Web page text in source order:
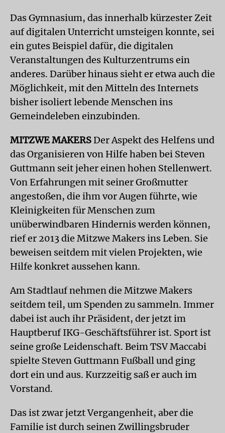
Das Gymnasium, das innerhalb kürzester Zeit
auf digitalen Unterricht umsteigen konnte, sei
ein gutes Beispiel dafür, die digitalen
Veranstaltungen des Kulturzentrums ein
anderes. Darüber hinaus sieht er etwa auch die
Möglichkeit, mit den Mitteln des Internets
bisher isoliert lebende Menschen ins
Gemeinde­leben einzubinden.
MITZWEMAKERSDer Aspekt des Helfens und
das Organisieren von Hilfe haben bei Steven
Guttmann seit jeher einen hohen Stellenwert.
Von Erfahrungen mit seiner Großmutter
angestoßen, die ihm vor Augen führte, wie
Kleinigkeiten für Menschen zum
unüberwindbaren Hindernis werden können,
rief er 2013 die Mitzwe Makers ins Leben. Sie
beweisen seitdem mit vielen Projekten, wie
Hilfe konkret aussehen kann.
Am Stadtlauf nehmen die Mitzwe Makers
seitdem teil, um Spenden zu sammeln. Immer
dabei ist auch ihr Präsident, der jetzt im
Hauptberuf IKG-Geschäftsführer ist. Sport ist
seine große Leidenschaft. Beim TSV Maccabi
spielte Steven Guttmann Fußball und ging
dort ein und aus. Kurzzeitig saß er auch im
Vorstand.
Das ist zwar jetzt Vergangenheit, aber die
Familie ist durch seinen Zwillingsbruder